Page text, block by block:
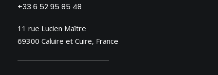
+33 6 52 95 85 48
11 rue Lucien Maître
69300 Caluire et Cuire, France